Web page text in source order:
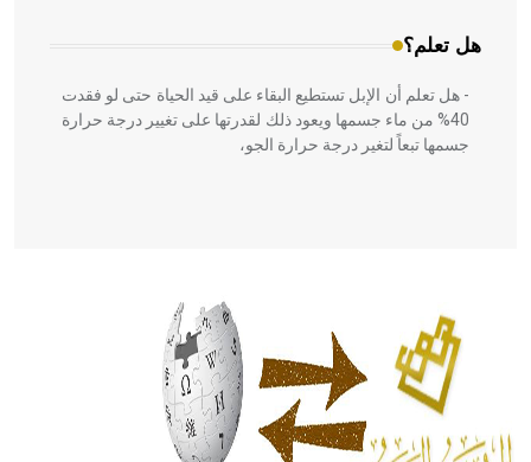
هل تعلم؟
- هل تعلم أن الإبل تستطيع البقاء على قيد الحياة حتى لو فقدت
40% من ماء جسمها ويعود ذلك لقدرتها على تغيير درجة حرارة
جسمها تبعاً لتغير درجة حرارة الجو،
الحكم، الأدلة، تنظيم التغذية، ورسالته في جروح الرأس. ويعود
له الفضل بأنه حرر الطب من الدين والفلسفة.
- هل تعلم أن المرجان إفراز حيواني يتكون في البحر ويتركب